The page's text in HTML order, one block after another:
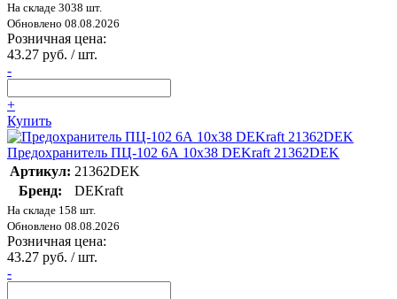
На складе 3038 шт.
Обновлено 08.08.2026
Розничная цена:
43.27 руб. / шт.
-
+
Купить
Предохранитель ПЦ-102 6А 10х38 DEKraft 21362DEK
Артикул: 21362DEK
Бренд:
DEKraft
На складе 158 шт.
Обновлено 08.08.2026
Розничная цена:
43.27 руб. / шт.
-